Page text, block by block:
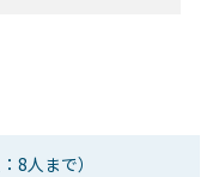
：8人まで）